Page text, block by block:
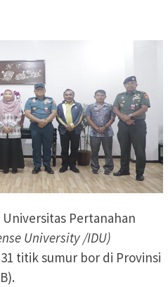
Pertanahan
University /IDU)
titik sumur bor di Provinsi